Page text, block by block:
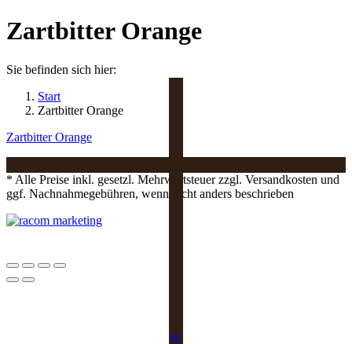
Zartbitter Orange
Sie befinden sich hier:
Start
Zartbitter Orange
Zartbitter Orange
* Alle Preise inkl. gesetzl. Mehrwertsteuer zzgl. Versandkosten und
ggf. Nachnahmegebühren, wenn nicht anders beschrieben